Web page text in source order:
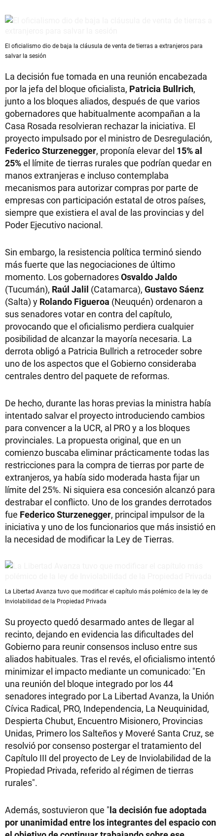
El oficialismo dio de baja la cláusula de venta de tierras a extranjeros para
salvar la sesión
La decisión fue tomada en una reunión encabezada
por la jefa del bloque oficialista, Patricia Bullrich,
junto a los bloques aliados, después de que varios
gobernadores que habitualmente acompañan a la
Casa Rosada resolvieran rechazar la iniciativa. El
proyecto impulsado por el ministro de Desregulación,
Federico Sturzenegger, proponía elevar del 15% al
25%el límite de tierras rurales que podrían quedar en
manos extranjeras e incluso contemplaba
mecanismos para autorizar compras por parte de
empresas con participación estatal de otros países,
siempre que existiera el aval de las provincias y del
Poder Ejecutivo nacional.
Sin embargo, la resistencia política terminó siendo
más fuerte que las negociaciones de último
momento. Los gobernadoresOsvaldo Jaldo
(Tucumán), Raúl Jalil (Catamarca), Gustavo Sáenz
(Salta) y Rolando Figueroa (Neuquén) ordenaron a
sus senadores votar en contra del capítulo,
provocando que el oficialismo perdiera cualquier
posibilidad de alcanzar la mayoría necesaria. La
derrota obligó a Patricia Bullrich a retroceder sobre
uno de los aspectos que el Gobierno consideraba
centrales dentro del paquete de reformas.
De hecho, durante las horas previas la ministra había
intentado salvar el proyecto introduciendo cambios
para convencer a la UCR, al PRO y a los bloques
provinciales. La propuesta original, que en un
comienzo buscaba eliminar prácticamente todas las
restricciones para la compra de tierras por parte de
extranjeros, ya había sido moderada hasta fijar un
límite del 25%. Ni siquiera esa concesión alcanzó para
destrabar el conflicto. Uno de los grandes derrotados
fue Federico Sturzenegger, principal impulsor de la
iniciativa y uno de los funcionarios que más insistió en
la necesidad de modificar la Ley de Tierras.
La Libertad Avanza tuvo que modificar el capítulo más polémico de la ley de
Inviolabilidad de la Propiedad Privada
Su proyecto quedó desarmado antes de llegar al
recinto, dejando en evidencia las dificultades del
Gobierno para reunir consensos incluso entre sus
aliados habituales. Tras el revés, el oficialismo intentó
minimizar el impacto mediante un comunicado: "En
una reunión del bloque integrado por los 44
senadores integrado por La Libertad Avanza, la Unión
Cívica Radical, PRO, Independencia, La Neuquinidad,
Despierta Chubut, Encuentro Misionero, Provincias
Unidas, Primero los Salteños y Moveré Santa Cruz, se
resolvió por consenso postergar el tratamiento del
Capítulo III del proyecto de Ley de Inviolabilidad de la
Propiedad Privada, referido al régimen de tierras
rurales".
Además, sostuvieron que "la decisión fue adoptada
por unanimidad entre los integrantes del espacio con